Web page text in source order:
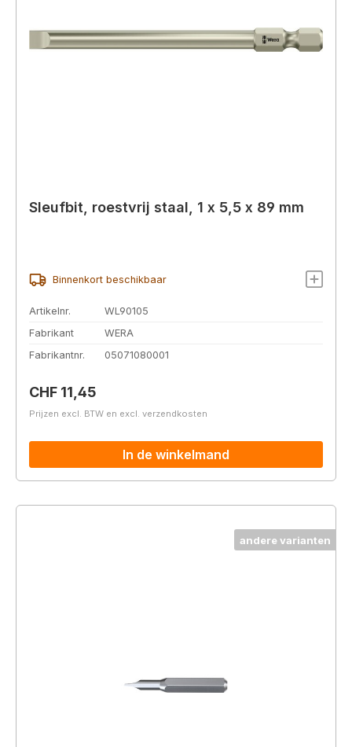
Sleufbit, roestvrij staal, 1 x 5,5 x 89 mm
Binnenkort beschikbaar
Artikelnr.
WL90105
Fabrikant
WERA
Fabrikantnr.
05071080001
Normale prijs:
CHF 11,45
Prijzen excl. BTW en excl. verzendkosten
In de winkelmand
andere varianten